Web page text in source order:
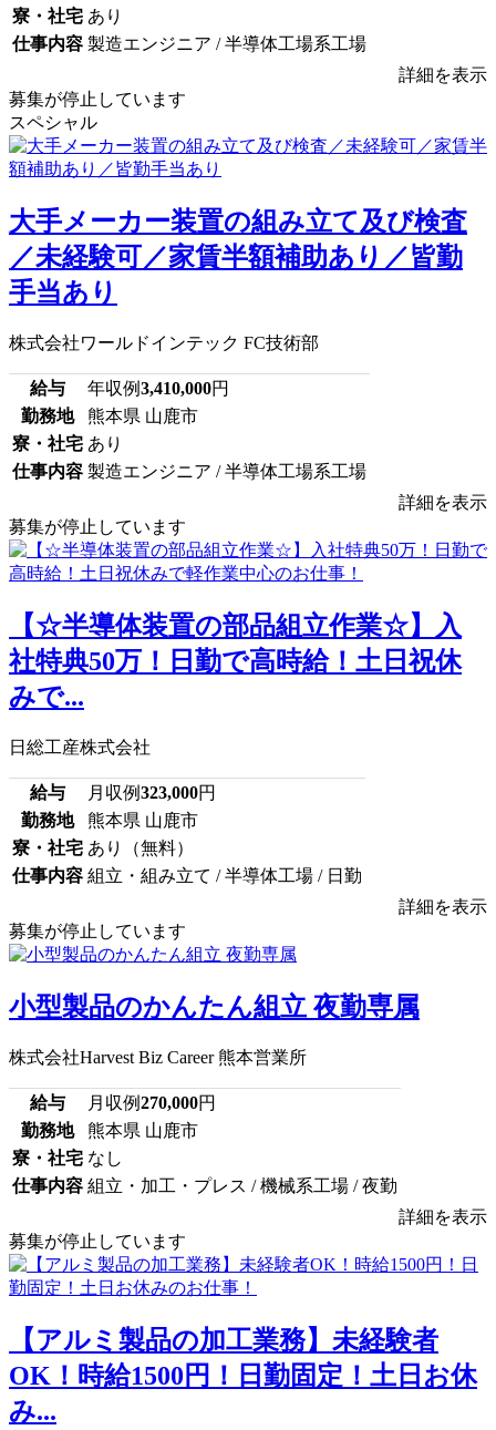
寮・社宅 あり
仕事内容 製造エンジニア / 半導体工場系工場
詳細を表示
募集が停止しています
スペシャル
大手メーカー装置の組み立て及び検査
／未経験可／家賃半額補助あり／皆勤
手当あり
株式会社ワールドインテック FC技術部
給与 年収例3,410,000円
勤務地
熊本県 山鹿市
寮・社宅 あり
仕事内容 製造エンジニア / 半導体工場系工場
詳細を表示
募集が停止しています
【☆半導体装置の部品組立作業☆】入
社特典50万！日勤で高時給！土日祝休
みで...
日総工産株式会社
給与 月収例323,000円
勤務地
熊本県 山鹿市
寮・社宅 あり（無料）
仕事内容 組立・組み立て / 半導体工場 / 日勤
詳細を表示
募集が停止しています
小型製品のかんたん組立 夜勤専属
株式会社Harvest Biz Career 熊本営業所
給与 月収例270,000円
勤務地
熊本県 山鹿市
寮・社宅 なし
仕事内容 組立・加工・プレス / 機械系工場 / 夜勤
詳細を表示
募集が停止しています
【アルミ製品の加工業務】未経験者
OK！時給1500円！日勤固定！土日お休
み...